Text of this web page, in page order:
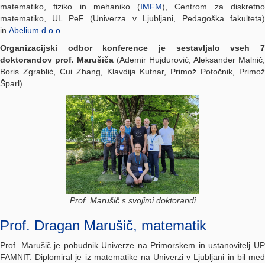
matematiko, fiziko in mehaniko (IMFM), Centrom za diskretno
matematiko, UL PeF (Univerza v Ljubljani, Pedagoška fakulteta)
in Abelium d.o.o
Organizacijski odbor konference je sestavljalo vseh 7
doktorandov prof. Marušiča (Ademir Hujdurović, Aleksander Malnič,
Boris Zgrablić, Cui Zhang, Klavdija Kutnar, Primož Potočnik, Primož
Šparl).
Prof. Marušič s svojimi doktorandi
Prof. Dragan Marušič, matematik
Prof. Marušič je pobudnik Univerze na Primorskem in ustanovitelj UP
FAMNIT. Diplomiral je iz matematike na Univerzi v Ljubljani in bil med